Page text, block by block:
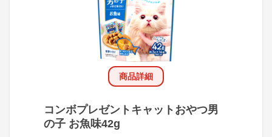
商品詳細
コンボプレゼントキャットおやつ男
の子 お魚味42g